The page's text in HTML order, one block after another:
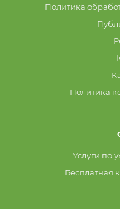
Политика
Политика
Услуги по
Бесплатная